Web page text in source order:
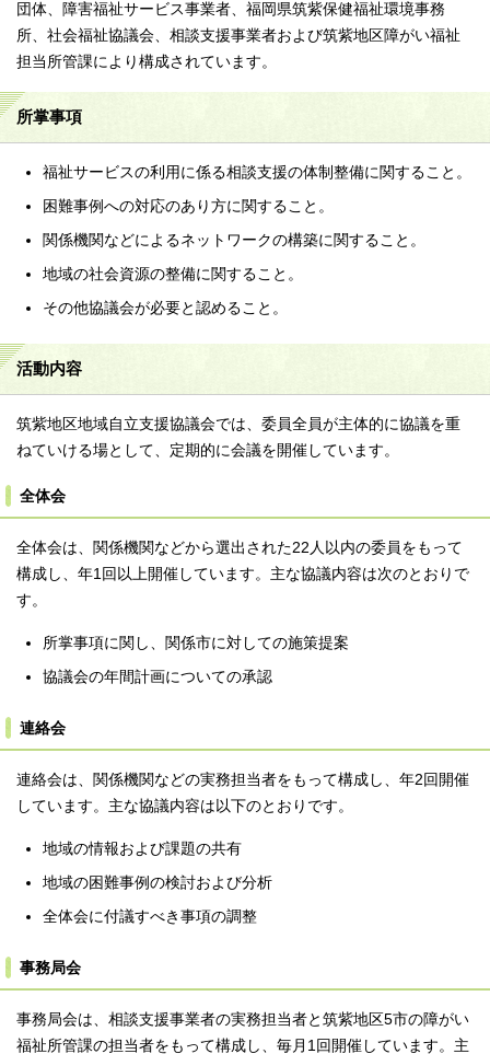
団体、障害福祉サービス事業者、福岡県筑紫保健福祉環境事務
所、社会福祉協議会、相談支援事業者および筑紫地区障がい福祉
担当所管課により構成されています。
所掌事項
福祉サービスの利用に係る相談支援の体制整備に関すること。
困難事例への対応のあり方に関すること。
関係機関などによるネットワークの構築に関すること。
地域の社会資源の整備に関すること。
その他協議会が必要と認めること。
活動内容
筑紫地区地域自立支援協議会では、委員全員が主体的に協議を重
ねていける場として、定期的に会議を開催しています。
全体会
全体会は、関係機関などから選出された22人以内の委員をもって
構成し、年1回以上開催しています。主な協議内容は次のとおりで
す。
所掌事項に関し、関係市に対しての施策提案
協議会の年間計画についての承認
連絡会
連絡会は、関係機関などの実務担当者をもって構成し、年2回開催
しています。主な協議内容は以下のとおりです。
地域の情報および課題の共有
地域の困難事例の検討および分析
全体会に付議すべき事項の調整
事務局会
事務局会は、相談支援事業者の実務担当者と筑紫地区5市の障がい
福祉所管課の担当者をもって構成し、毎月1回開催しています。主